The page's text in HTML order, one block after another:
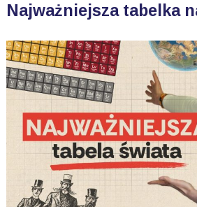
Najważniejsza tabelka